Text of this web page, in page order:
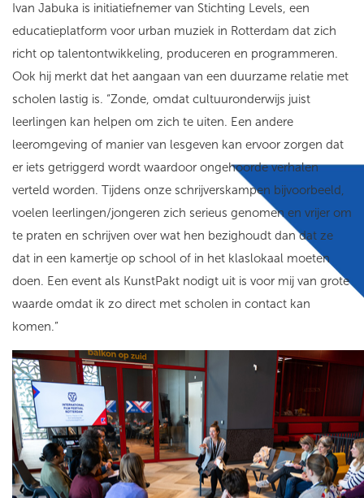
Ivan Jabuka is initiatiefnemer van Stichting Levels, een
educatieplatform voor urban muziek in Rotterdam dat zich
richt op talentontwikkeling, produceren en programmeren.
Ook hij merkt dat het aangaan van een duurzame relatie met
scholen lastig is. “Zonde, omdat cultuuronderwijs juist
leerlingen kan helpen om zich te uiten. Een andere
leeromgeving of manier van lesgeven kan ervoor zorgen dat
er iets getriggerd wordt waardoor ongehoorde verhalen
verteld worden. Tijdens onze schrijverskampen bijvoorbeeld,
voelen leerlingen/jongeren zich serieus genomen en vrijer om
te praten en schrijven over wat hen bezighoudt dan dat ze
dat in een kamertje op school of in het klaslokaal moeten
doen. Een event als KunstPakt nodigt uit is voor mij van grote
waarde omdat ik zo direct met scholen in contact kan
komen.”